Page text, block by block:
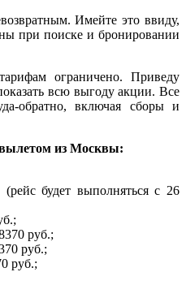
Имейте это ввиду,
при поиске и бронировании
ограничено. Приведу
всю выгоду акции. Все
обратно, включая сборы и
вылетом из Москвы:
будет выполняться с 26
руб.;
руб.;
руб.;